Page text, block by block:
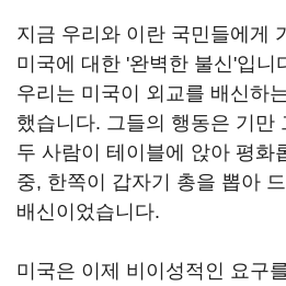
지금 우리와 이란 국민들에게
미국에 대한 '완벽한 불신'입니
우리는 미국이 외교를 배신하
했습니다. 그들의 행동은 기만
두 사람이 테이블에 앉아 평화
중, 한쪽이 갑자기 총을 뽑아
배신이었습니다.
미국은 이제 비이성적인 요구